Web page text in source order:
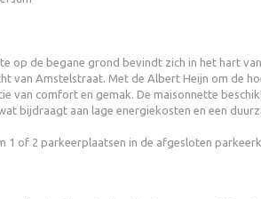
op de begane grond bevindt zich in het hart
van Amstelstraat. Met de Albert Heijn om de
van comfort en gemak. De maisonnette
bijdraagt aan lage energiekosten en een
1 of 2 parkeerplaatsen in de afgesloten